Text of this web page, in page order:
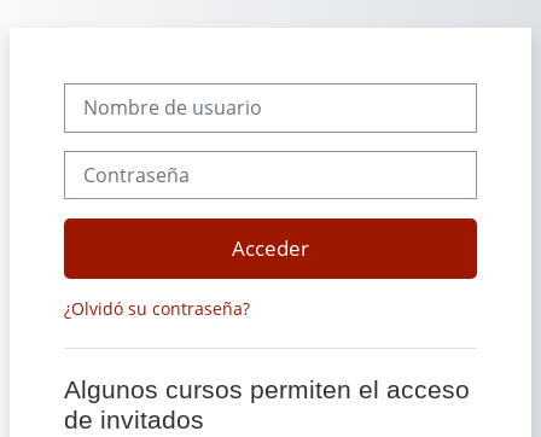
Nombre de usuario
Acceder
¿Olvidó su contraseña?
Algunos cursos permiten el acceso
de invitados